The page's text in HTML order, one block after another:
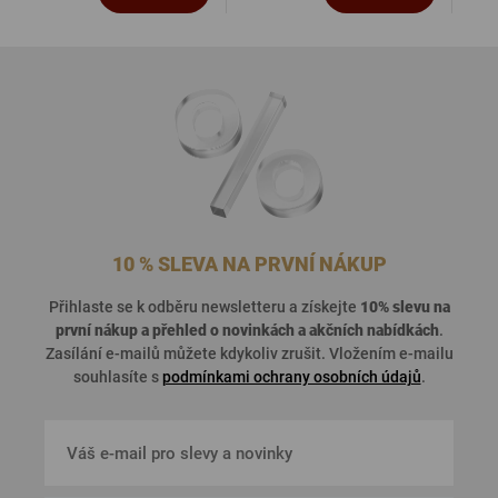
10 % SLEVA NA PRVNÍ NÁKUP
Přihlaste se k odběru newsletteru a získejte 10% slevu na
první nákup a přehled o novinkách a akčních nabídkách.
Zasílání e-mailů můžete kdykoliv zrušit. Vložením e-mailu
souhlasíte s podmínkami ochrany osobních údajů.